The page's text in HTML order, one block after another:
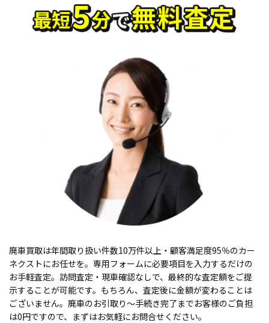
廃車買取は年間取り扱い件数10万件以上・顧客満足度95％のカー
ネクストにお任せを。専用フォームに必要項目を入力するだけの
お手軽査定。訪問査定・現車確認なしで、最終的な査定額をご提
示することが可能です。もちろん、査定後に金額が変わることは
ございません。廃車のお引取り〜手続き完了までお客様のご負担
は0円ですので、まずはお気軽にお問合せください。